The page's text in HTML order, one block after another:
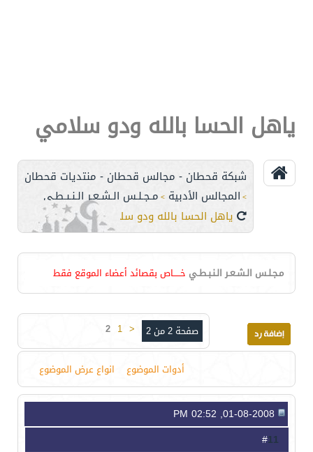
ياهل الحسا بالله ودو سلامي
شبكة قحطان - مجالس قحطان - منتديات قحطان
> المجالس الأدبية > مـجـلـس الـشـعـر الـنـبـطـي
ياهل الحسا بالله ودو سلامي
مـجـلـس الـشـعـر الـنـبـطـي خـــــاص بقصائد أعضاء الموقع فقط
صفحة 2 من 2 <
1
2
أدوات الموضوع انواع عرض الموضوع
11